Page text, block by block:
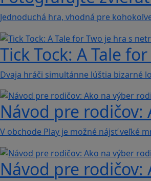
Jednoduchá hra, vhodná pre
Tick Tock: A Tale
Dvaja hráči simultánne lúštia bizarné
Návod pre rodičov:
V obchode Play je možné nájsť veľké
Návod pre rodičov: